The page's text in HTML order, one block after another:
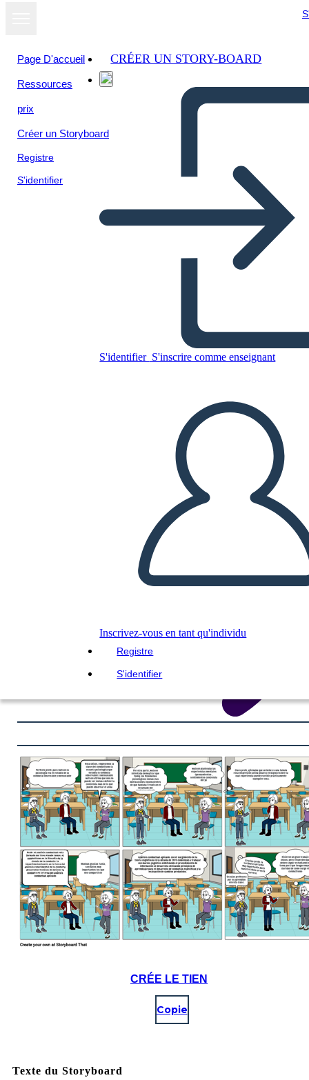
Page D'accueil
Ressources
prix
Créer un Storyboard
Registre
S'identifier
CRÉER UN STORY-BOARD
S'identifier S'inscrire comme enseignant
Inscrivez-vous en tant qu'individu
Registre
S'identifier
Copiez ce storyboard
LIRE LE DIAPORAMA
LIS-MOI
Afficher sous
forme de
CRÉE LE TIEN
Copie
Texte du Storyboard